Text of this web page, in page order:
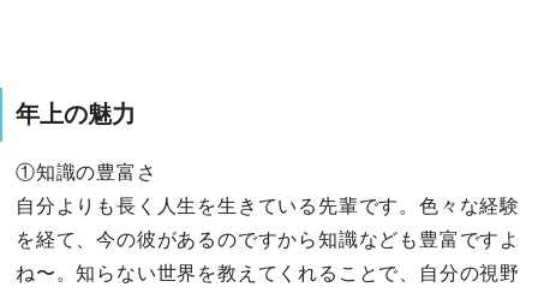
年上の魅力
①知識の豊富さ
自分よりも長く人生を生きている先輩です。色々な経験
を経て、今の彼があるのですから知識なども豊富ですよ
ね〜。知らない世界を教えてくれることで、自分の視野